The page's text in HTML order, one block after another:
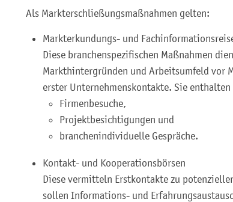
Als Markterschließungsmaßnahmen gelten:
Markterkundungs- und
Diese branchenspezifischen Maßnahmen
Markthintergründen und Arbeitsumfeld vor
erster Unternehmenskontakte. Sie enthalten
Firmenbesuche,
Projektbesichtigungen und
branchenindividuelle Gespräche.
Kontakt- und Kooperationsbörsen
Diese vermitteln Erstkontakte zu
sollen Informations- und